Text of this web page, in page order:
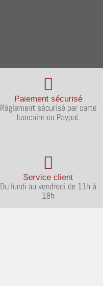
Paiement sécurisé
Règlement sécurisé par carte
bancaire ou Paypal.
Service client
Du lundi au vendredi de 11h à
18h